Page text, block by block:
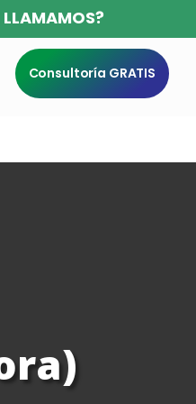
LLAMAMOS?
Consultoría GRATIS